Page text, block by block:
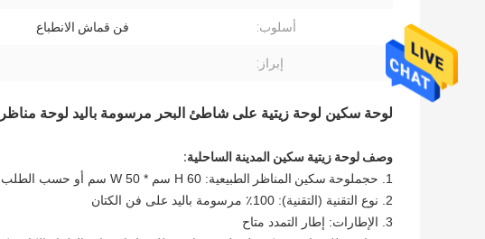
أسلوب: فن قماش الانطباع
إبراز:
لوحة سكين لوحة زيتية على شاطئ البحر مرسومة باليد لوحة
وصف لوحة زيتية سكين المدينة الساحلية:
1. حجم
لوحة سكين المناظر الطبيعية: H 60 سم * W 50 سم أو حسب الطلب
2. نوع التقنية (التقنية): 100٪ مرسومة باليد على فن الكتان
3. الإطارات
: إطار التمدد متاح